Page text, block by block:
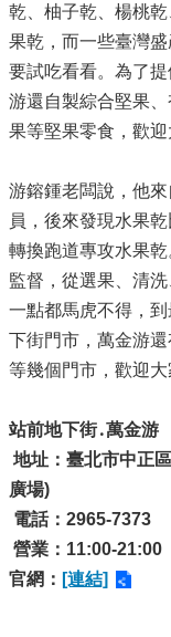
乾、柚子乾、楊桃
果乾，而一些臺灣
要試吃看看。為了
游還自製綜合堅果
果等堅果零食，歡迎
游鎔鍾老闆說，他
員，後來發現水果
轉換跑道專攻水果
監督，從選果、清
一點都馬虎不得，
下街門市，萬金游
等幾個門市，歡迎
站前地下街․萬金游
地址：臺北市中正
廣場)
電話：2965-7373
營業：11:00-21:00
官網： [連結]